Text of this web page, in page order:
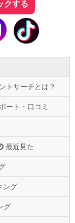
クする
う！
トサーチとは？
ート・口コミ
最近見た
ング
グ